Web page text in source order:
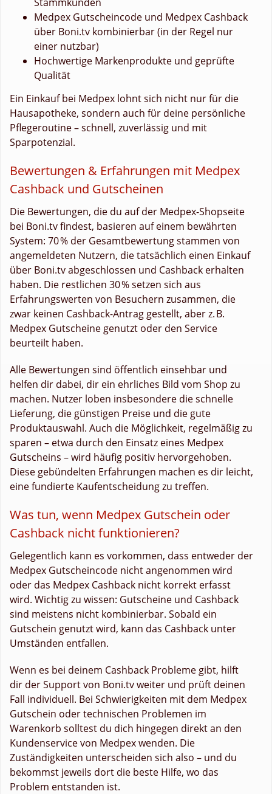
Medpex Gutscheincode und Medpex Cashback
über Boni.tv kombinierbar (in der Regel nur
einer nutzbar)
Hochwertige Markenprodukte und geprüfte
Qualität
Ein Einkauf bei Medpex lohnt sich nicht nur für die
Hausapotheke, sondern auch für deine persönliche
Pflegeroutine – schnell, zuverlässig und mit
Sparpotenzial.
Bewertungen & Erfahrungen mit Medpex
Cashback und Gutscheinen
Die Bewertungen, die du auf der Medpex-Shopseite
bei Boni.tv findest, basieren auf einem bewährten
System: 70 % der Gesamtbewertung stammen von
angemeldeten Nutzern, die tatsächlich einen Einkauf
über Boni.tv abgeschlossen und Cashback erhalten
haben. Die restlichen 30 % setzen sich aus
Erfahrungswerten von Besuchern zusammen, die
zwar keinen Cashback-Antrag gestellt, aber z. B.
Medpex Gutscheine genutzt oder den Service
beurteilt haben.
Alle Bewertungen sind öffentlich einsehbar und
helfen dir dabei, dir ein ehrliches Bild vom Shop zu
machen. Nutzer loben insbesondere die schnelle
Lieferung, die günstigen Preise und die gute
Produktauswahl. Auch die Möglichkeit, regelmäßig zu
sparen – etwa durch den Einsatz eines Medpex
Gutscheins – wird häufig positiv hervorgehoben.
Diese gebündelten Erfahrungen machen es dir leicht,
eine fundierte Kaufentscheidung zu treffen.
Was tun, wenn Medpex Gutschein oder
Cashback nicht funktionieren?
Gelegentlich kann es vorkommen, dass entweder der
Medpex Gutscheincode nicht angenommen wird
oder das Medpex Cashback nicht korrekt erfasst
wird. Wichtig zu wissen: Gutscheine und Cashback
sind meistens nicht kombinierbar. Sobald ein
Gutschein genutzt wird, kann das Cashback unter
Umständen entfallen.
Wenn es bei deinem Cashback Probleme gibt, hilft
dir der Support von Boni.tv weiter und prüft deinen
Fall individuell. Bei Schwierigkeiten mit dem Medpex
Gutschein oder technischen Problemen im
Warenkorb solltest du dich hingegen direkt an den
Kundenservice von Medpex wenden. Die
Zuständigkeiten unterscheiden sich also – und du
bekommst jeweils dort die beste Hilfe, wo das
Problem entstanden ist.